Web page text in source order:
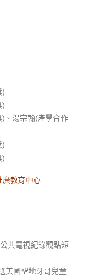
)
)
、湯宗翰(產學合作
)
)
廣教育中心
共電視紀錄觀點短
美國聖地牙哥兒童